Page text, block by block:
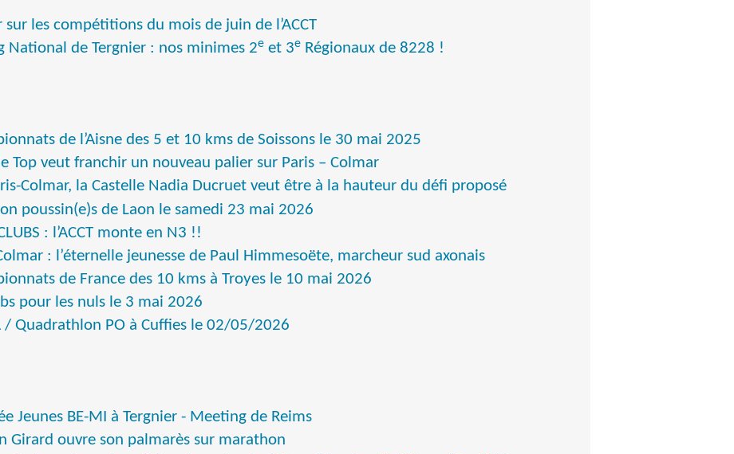
sur les compétitions du mois de juin de l’ACCT
National de Tergnier : nos minimes 2e et 3e Régionaux de 8228 !
de l’Aisne des 5 et 10 kms de Soissons le 30 mai 2025
Top veut franchir un nouveau palier sur Paris – Colmar
Colmar, la Castelle Nadia Ducruet veut être à la hauteur du défi proposé
poussin(e)s de Laon le samedi 23 mai 2026
: l’ACCT monte en N3 !!
: l’éternelle jeunesse de Paul Himmesoëte, marcheur sud axonais
de France des 10 kms à Troyes le 10 mai 2026
pour les nuls le 3 mai 2026
/ Quadrathlon PO à Cuffies le 02/05/2026
Jeunes BE-MI à Tergnier - Meeting de Reims
Girard ouvre son palmarès sur marathon